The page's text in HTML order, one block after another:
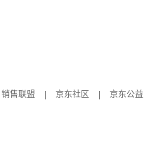
销售联盟 京东社区
京东公益